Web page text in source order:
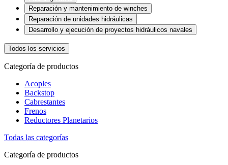
Reparación y mantenimiento de winches
Reparación de unidades hidráulicas
Desarrollo y ejecución de proyectos hidráulicos navales
Todos los servicios
Categoría de productos
Acoples
Backstop
Cabrestantes
Frenos
Reductores Planetarios
Todas las categorías
Categoría de productos